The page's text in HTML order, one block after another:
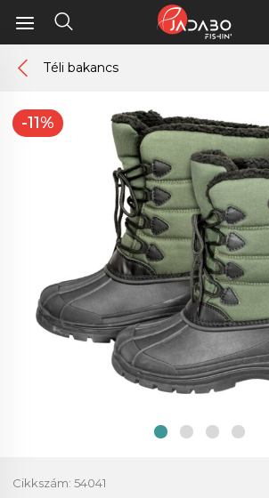
Téli bakancs
-11%
Cikkszám: 54041